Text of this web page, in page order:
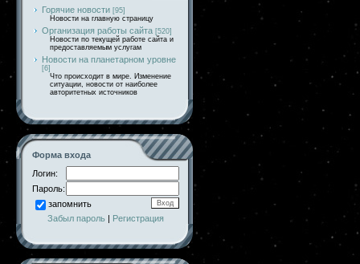
Горячие новости [95]
Новости на главную страницу
Организация работы сайта [520]
Новости по текущей работе сайта и
предоставляемым услугам
Новости на планетарном уровне
[6]
Что происходит в мире. Изменение
ситуации, новости от наиболее
авторитетных источников
Форма входа
Логин:
Пароль:
запомнить
Забыл пароль | Регистрация